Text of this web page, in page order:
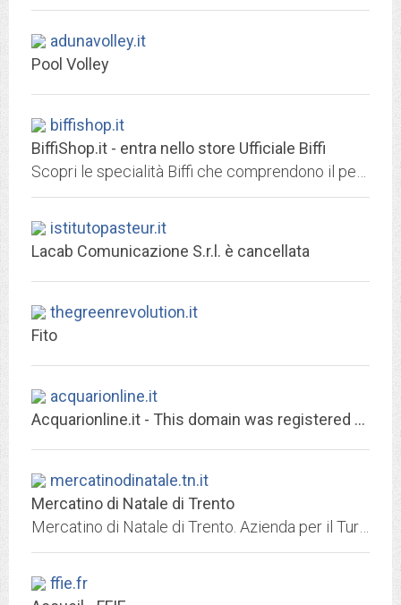
adunavolley.it
Pool Volley
biffishop.it
BiffiShop.it - entra nello store Ufficiale Biffi
istitutopasteur.it
Lacab Comunicazione S.r.l. è cancellata
thegreenrevolution.it
Fito
acquarionline.it
Acquarionline.it - This domain was registered with Match.it
mercatinodinatale.tn.it
Mercatino di Natale di Trento
ffie.fr